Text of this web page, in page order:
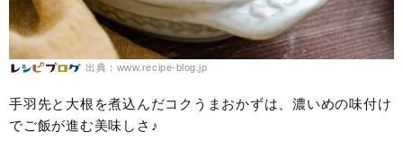
出典：www.recipe-blog.jp
手羽先と大根を煮込んだコクうまおかずは、濃いめの味付け
でご飯が進む美味しさ♪